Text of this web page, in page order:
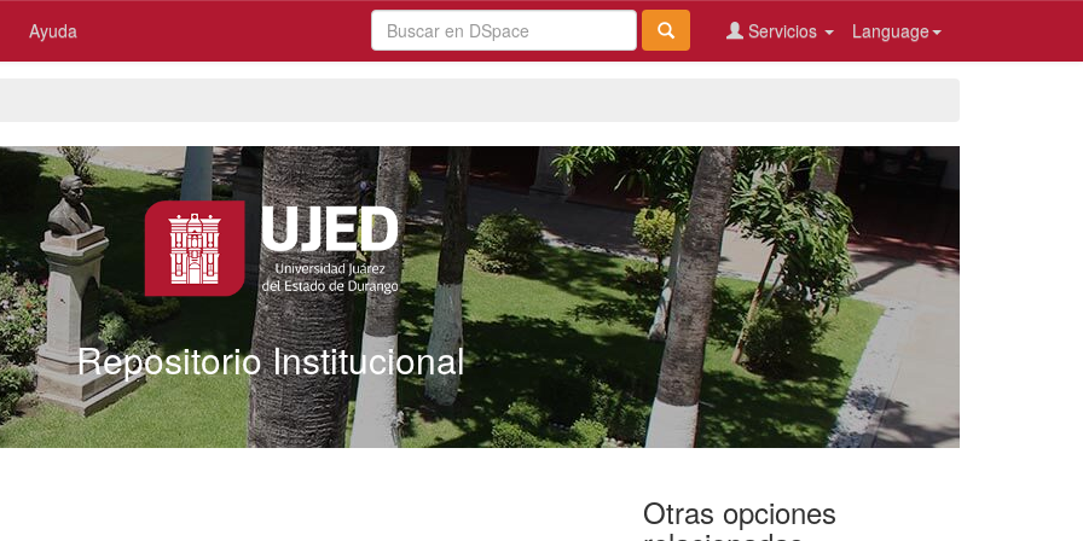
Ayuda Language
Servicios
Repositorio Institucional
Otras opciones